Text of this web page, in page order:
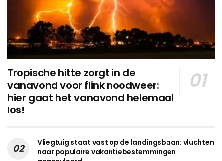
Tropische hitte zorgt in de
vanavond voor flink noodweer:
hier gaat het vanavond helemaal
los!
Vliegtuig staat vast op de landingsbaan: vluchten
naar populaire vakantiebestemmingen